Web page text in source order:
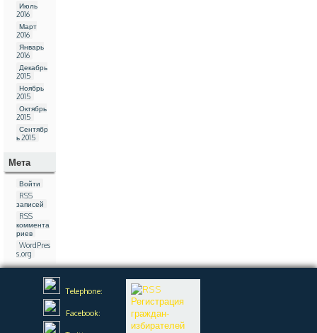
Июль
2016
Март
2016
Январь
2016
Декабрь
2015
Ноябрь
2015
Октябрь
2015
Сентябр
ь 2015
Мета
Войти
RSS
записей
RSS
коммента
риев
WordPres
s.org
Telephone:
Facebook:
Регистрация
граждан-
избирателей